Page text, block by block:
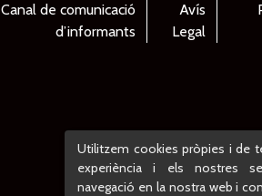
Canal de comunicació
d’informants
Avís
Legal
Utilitzem cookies pròpies i de
experiència i els nostres
navegació en la nostra web i